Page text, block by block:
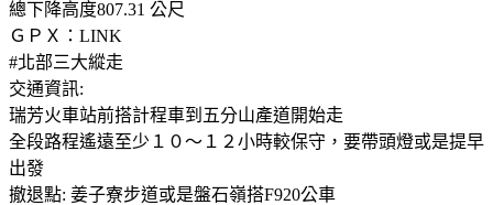
總下降高度807.31 公尺
ＧＰＸ：LINK
#北部三大縱走
交通資訊:
瑞芳火車站前搭計程車到五分山產道開始走
全段路程遙遠至少１０～１２小時較保守，要帶頭燈或是提早
出發
撤退點: 姜子寮步道或是盤石嶺搭F920公車